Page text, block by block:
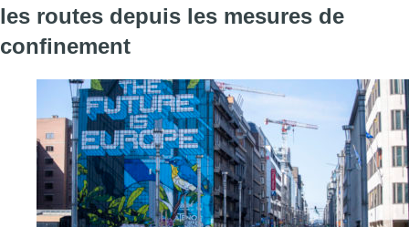
les routes depuis les mesures de
confinement